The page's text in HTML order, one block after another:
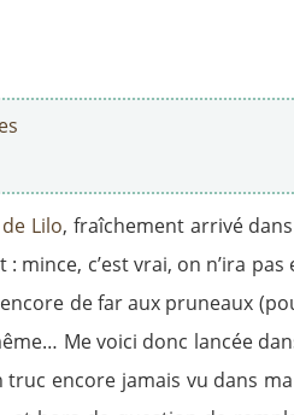
Lilo, fraîchement arrivé
: mince, c’est vrai, on n’ira
de far aux pruneaux
Me voici donc lancée
encore jamais vu dans